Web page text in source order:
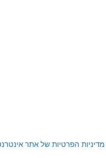
מדיניות הפרטיות של אתר